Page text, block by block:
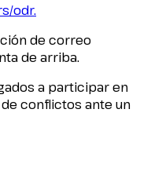
odr.
de correo
de arriba.
a participar en
conflictos ante un